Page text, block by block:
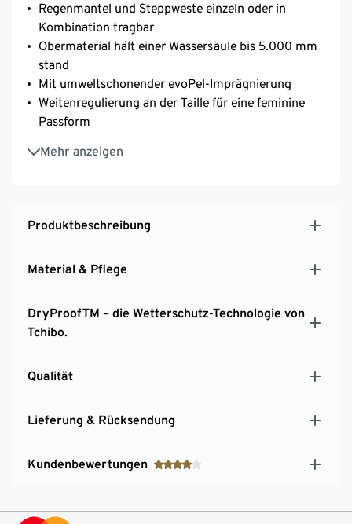
Regenmantel und Steppweste einzeln oder in
Kombination tragbar
Obermaterial hält einer Wassersäule bis 5.000 mm
stand
Mit umweltschonender evoPel-Imprägnierung
Weitenregulierung an der Taille für eine feminine
Passform
Mehr anzeigen
2 seitliche Reißverschluss-Eingrifftaschen
Weiten- und höhenverstellbare Kapuze
Hochschließender Kragen
Produktbeschreibung
Material & Pflege
DryProofTM – die Wetterschutz-Technologie von
Tchibo.
Qualität
Lieferung & Rücksendung
Kundenbewertungen